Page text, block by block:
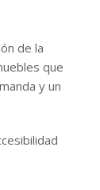
de la
que
y un